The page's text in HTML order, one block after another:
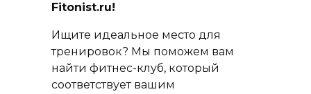
Fitonist.ru!
Ищите идеальное место для
тренировок? Мы поможем вам
найти фитнес-клуб, который
соответствует вашим